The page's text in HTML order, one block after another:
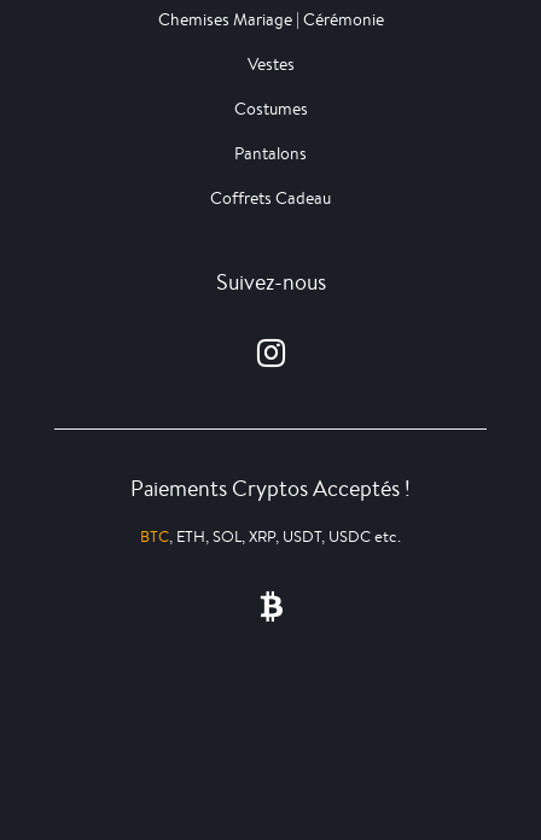
Chemises Mariage | Cérémonie
Vestes
Costumes
Pantalons
Coffrets Cadeau
Suivez-nous
Paiements Cryptos Acceptés !
BTC, ETH, SOL, XRP, USDT, USDC etc.